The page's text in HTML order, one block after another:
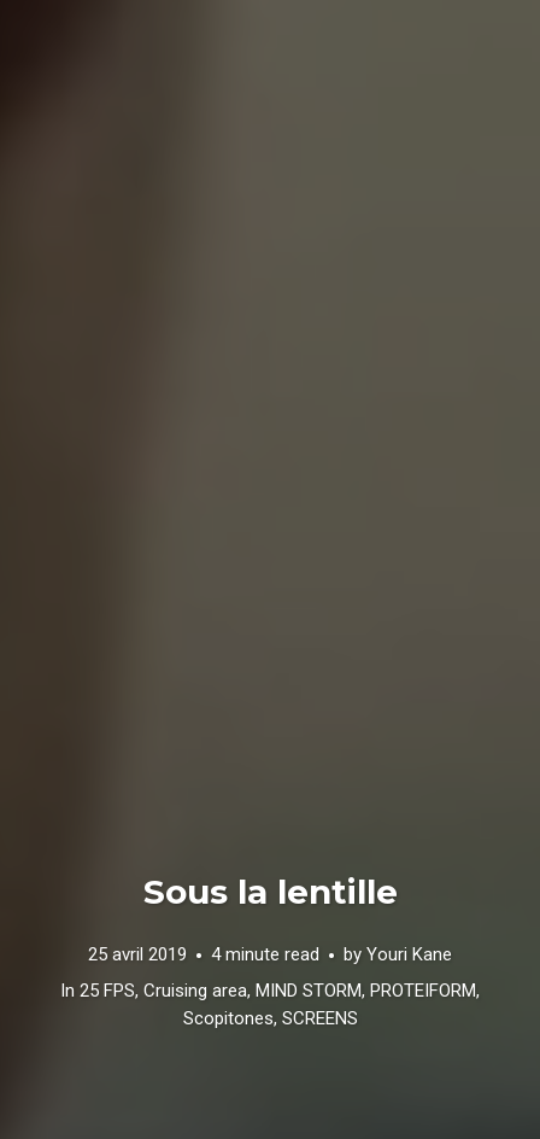
Sous la lentille
25 avril 2019 4 minute read by Youri Kane
In 25 FPS, Cruising area, MIND STORM, PROTEIFORM,
Scopitones, SCREENS